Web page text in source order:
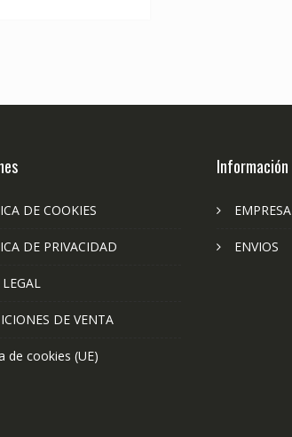
DE COOKIES
DE PRIVACIDAD
DE VENTA
de cookies (UE)
Información
EMPRESA
ENVIOS